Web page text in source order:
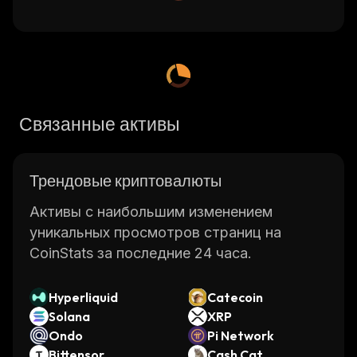
Связанные активы
Трендовые криптовалюты
Активы с наибольшим изменением
уникальных просмотров страниц на
CoinStats за последние 24 часа.
Hyperliquid
Catecoin
Solana
XRP
Ondo
Pi Network